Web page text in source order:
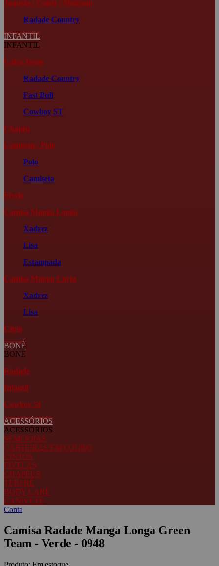
Jaqueta | Colete | Moletom
Radade Country
INFANTIL
INFANTIL
Calça Jeans
Radade Country
Fast Bull
Cowboy ST
Chapéu
Camiseta | Polo
Polo
Camiseta
Fivela
Camisa Manga Longa
Xadrez
Lisa
Estampada
Camisa Manga Curta
Xadrez
Lisa
Cinto
BONÉ
BONÉ
Radade
Infantil
Cowboy St
ACESSÓRIOS
ACESSÓRIOS
SEMI JOIAS
CARTEIRAS EM COURO
CINTOS
FIVELAS
CHAPÉUS
TERERÉ
BODY CARE
CANIVETE
Conta
Camisa Radade Manga Longa Green
Team - Verde - 0948
Produto: Em estoque